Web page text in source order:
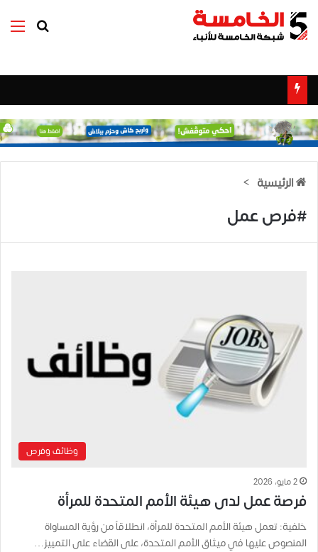
بحث عن
الرئيسية >
#فرص عمل
وظائف وفرص
2 مايو، 2026
فرصة عمل لدى هيئة الأمم المتحدة للمرأة
خلفية: تعمل هيئة الأمم المتحدة للمرأة، انطلاقاً من رؤية المساواة
المنصوص عليها في ميثاق الأمم المتحدة، على القضاء على التمييز…